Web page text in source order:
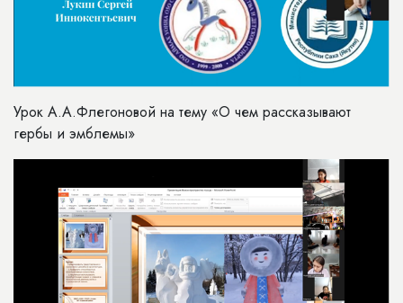
Урок А.А.Флегоновой на тему «О чем рассказывают
гербы и эмблемы»